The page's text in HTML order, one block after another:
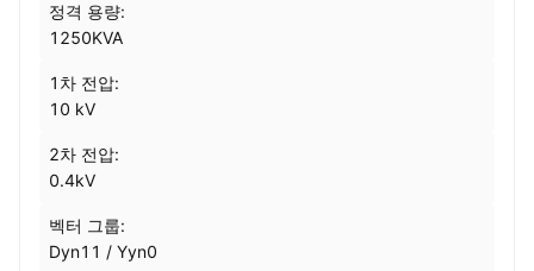
정격 용량:
1250KVA
1차 전압:
10 kV
2차 전압:
0.4kV
벡터 그룹:
Dyn11 / Yyn0